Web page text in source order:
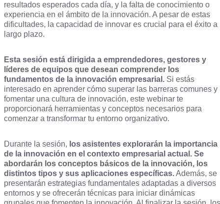
resultados esperados cada día, y la falta de conocimiento o
experiencia en el ámbito de la innovación. A pesar de estas
dificultades, la capacidad de innovar es crucial para el éxito a
largo plazo.
Esta sesión está dirigida a emprendedores, gestores y
líderes de equipos que desean comprender los
fundamentos de la innovación empresarial. Si estás
interesado en aprender cómo superar las barreras comunes y
fomentar una cultura de innovación, este webinar te
proporcionará herramientas y conceptos necesarios para
comenzar a transformar tu entorno organizativo.
Durante la sesión, los asistentes explorarán la importancia
de la innovación en el contexto empresarial actual. Se
abordarán los conceptos básicos de la innovación, los
distintos tipos y sus aplicaciones específicas.Además, se
presentarán estrategias fundamentales adaptadas a diversos
entornos y se ofrecerán técnicas para iniciar dinámicas